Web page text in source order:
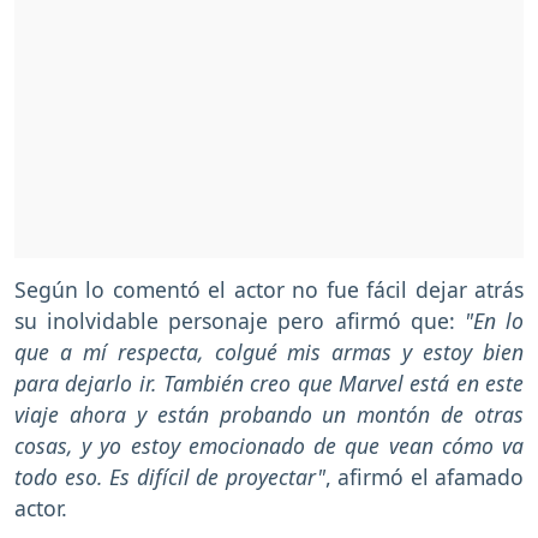
Según lo comentó el actor no fue fácil dejar atrás
su inolvidable personaje pero afirmó que: "En lo
que a mí respecta, colgué mis armas y estoy bien
para dejarlo ir. También creo que Marvel está en este
viaje ahora y están probando un montón de otras
cosas, y yo estoy emocionado de que vean cómo va
todo eso. Es difícil de proyectar", afirmó el afamado
actor.